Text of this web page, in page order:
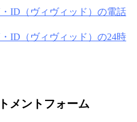
メントフォーム